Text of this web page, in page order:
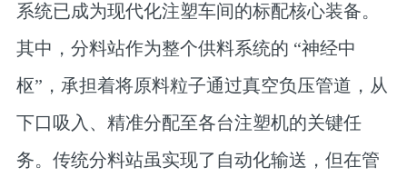
系统已成为现代化注塑车间的标配核心装备。
其中， 分料站作为整个供料系统的 “神经中
枢”，承担着将原料粒子通过真空负压管道，从
下口吸入、精准分配至各台注塑机的关键任
务。传统分料站虽实现了自动化输送，但在管